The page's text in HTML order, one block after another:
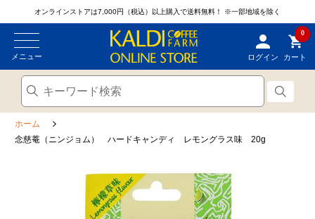
オンラインストアは7,000円（税込）以上購入で送料無料！ ※一部地域を除く
メニュー ログイン
0
カート
ホーム
念慈菴（ニンジョム） ハードキャンディ レモングラス味 20g